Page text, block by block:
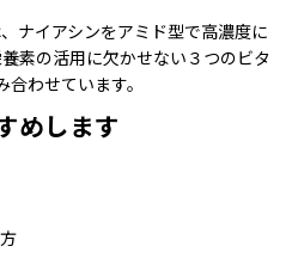
ナイアシンをアミド型で高濃度に
素の活用に欠かせない３つのビタ
合わせています。
めします